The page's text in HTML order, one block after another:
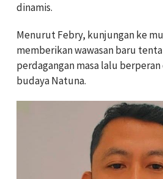
dinamis.
Menurut Febry, kunjungan ke
memberikan wawasan baru
perdagangan masa lalu
budaya Natuna.